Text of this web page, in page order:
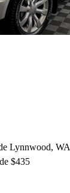
Lynnwood, WA
$435